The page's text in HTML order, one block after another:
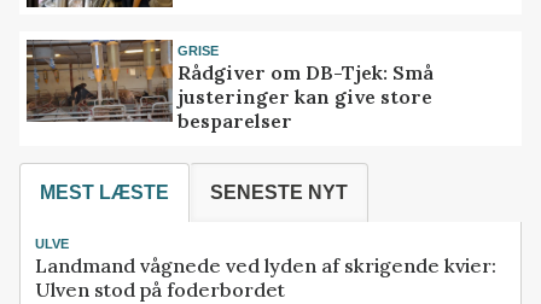
GRISE
Rådgiver om DB-Tjek: Små
justeringer kan give store
besparelser
MEST LÆSTE SENESTE NYT
ULVE
Landmand vågnede ved lyden af skrigende kvier:
Ulven stod på foderbordet